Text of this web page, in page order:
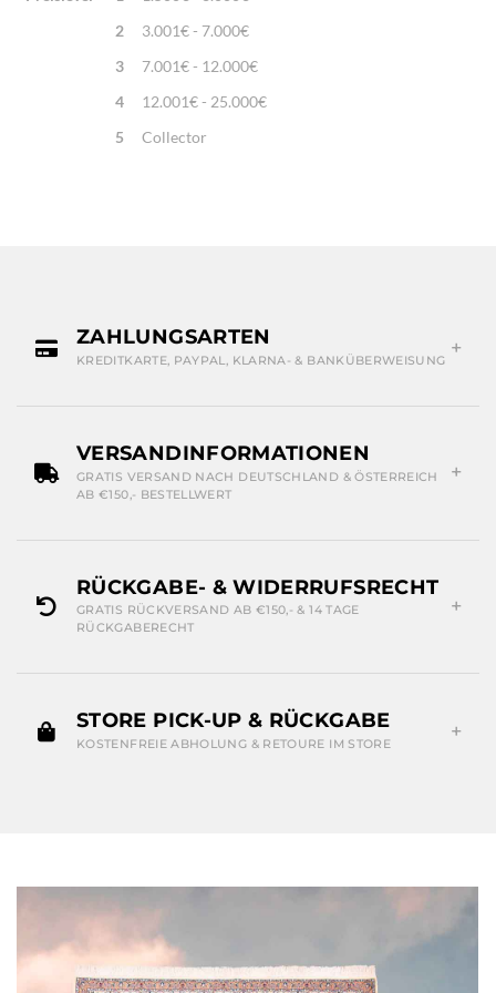
2
3.001€ - 7.000€
3
7.001€ - 12.000€
4
12.001€ - 25.000€
5
Collector
ZAHLUNGSARTEN
KREDITKARTE, PAYPAL, KLARNA- & BANKÜBERWEISUNG
VERSANDINFORMATIONEN
GRATIS VERSAND NACH DEUTSCHLAND & ÖSTERREICH
AB €150,- BESTELLWERT
RÜCKGABE- & WIDERRUFSRECHT
GRATIS RÜCKVERSAND AB €150,- & 14 TAGE
RÜCKGABERECHT
STORE PICK-UP & RÜCKGABE
KOSTENFREIE ABHOLUNG & RETOURE IM STORE